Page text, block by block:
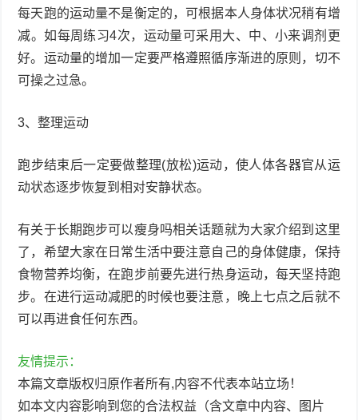
每天跑的运动量不是衡定的，可根据本人身体状况稍有增
减。如每周练习4次，运动量可采用大、中、小来调剂更
好。运动量的增加一定要严格遵照循序渐进的原则，切不
可操之过急。
3、整理运动
跑步结束后一定要做整理(放松)运动，使人体各器官从运
动状态逐步恢复到相对安静状态。
有关于长期跑步可以瘦身吗相关话题就为大家介绍到这里
了，希望大家在日常生活中要注意自己的身体健康，保持
食物营养均衡，在跑步前要先进行热身运动，每天坚持跑
步。在进行运动减肥的时候也要注意，晚上七点之后就不
可以再进食任何东西。
友情提示：
本篇文章版权归原作者所有,内容不代表本站立场！
如本文内容影响到您的合法权益（含文章中内容、图片